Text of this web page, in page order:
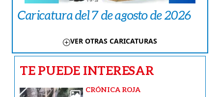
Caricatura del 7 de agosto de 2026
VER OTRAS CARICATURAS
TE PUEDE INTERESAR
CRÓNICA ROJA